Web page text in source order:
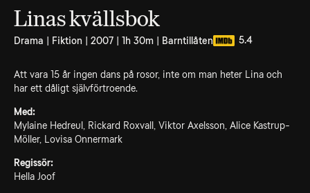
Linas kvällsbok
Drama | Fiktion | 2007 | 1h 30m | Barntillåten 5.4
Att vara 15 år ingen dans på rosor, inte om man heter Lina och
har ett dåligt självförtroende.
Med:
Mylaine Hedreul, Rickard Roxvall, Viktor Axelsson, Alice Kastrup-
Möller, Lovisa Onnermark
Regissör:
Hella Joof